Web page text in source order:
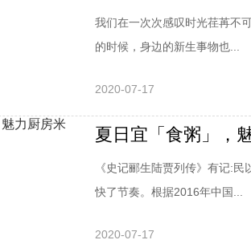
我们在一次次感叹时光荏苒不
的时候，身边的新生事物也...
2020-07-17
夏日宜「食粥」，
《史记郦生陆贾列传》有记:
快了节奏。根据2016年中国...
2020-07-17